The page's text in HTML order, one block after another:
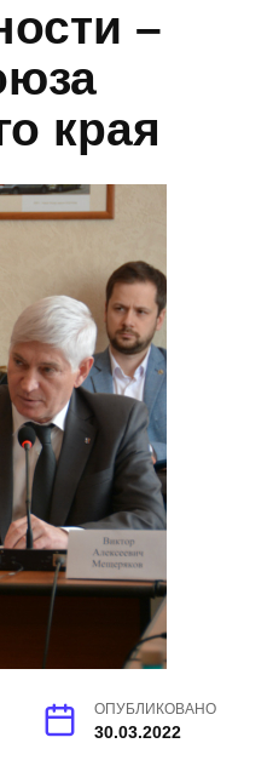
–
края
ОПУБЛИКОВАНО
30.03.2022